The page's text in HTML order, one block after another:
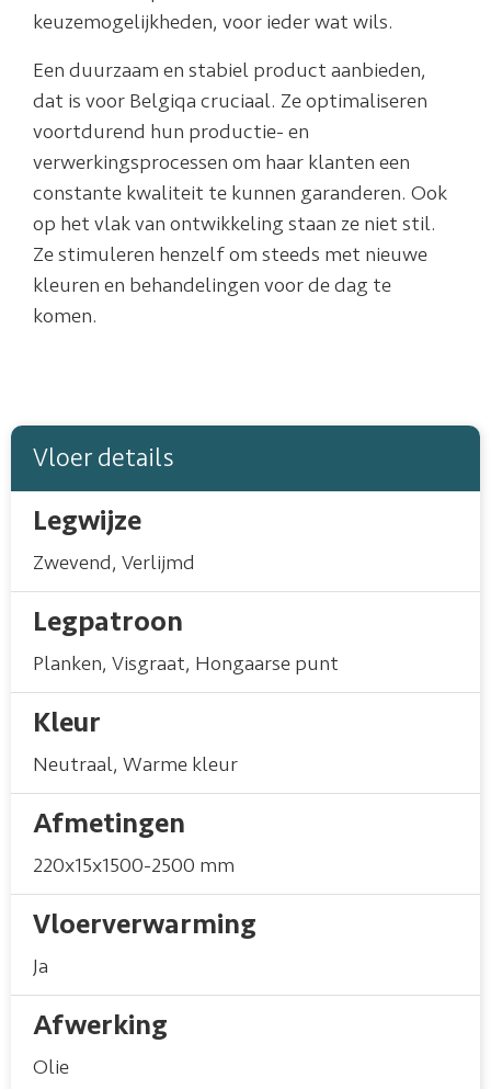
keuzemogelijkheden, voor ieder wat wils.
Een duurzaam en stabiel product aanbieden,
dat is voor Belgiqa cruciaal. Ze optimaliseren
voortdurend hun productie- en
verwerkingsprocessen om haar klanten een
constante kwaliteit te kunnen garanderen. Ook
op het vlak van ontwikkeling staan ze niet stil.
Ze stimuleren henzelf om steeds met nieuwe
kleuren en behandelingen voor de dag te
komen.
Vloer details
Legwijze
Zwevend, Verlijmd
Legpatroon
Planken, Visgraat, Hongaarse punt
Kleur
Neutraal, Warme kleur
Afmetingen
220x15x1500-2500 mm
Vloerverwarming
Ja
Afwerking
Olie